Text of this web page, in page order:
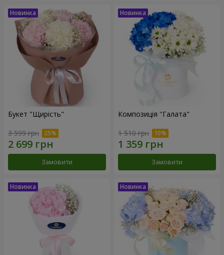
Букет "Щирість"
3 599 грн
Замовити
Композиція "Галата"
1 510 грн
Замовити